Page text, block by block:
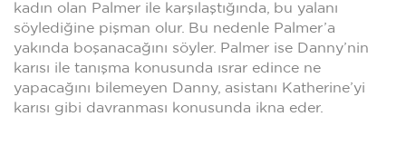
kadın olan Palmer ile karşılaştığında, bu yalanı
söylediğine pişman olur. Bu nedenle Palmer’a
yakında boşanacağını söyler. Palmer ise Danny’nin
karısı ile tanışma konusunda ısrar edince ne
yapacağını bilemeyen Danny, asistanı Katherine’yi
karısı gibi davranması konusunda ikna eder.